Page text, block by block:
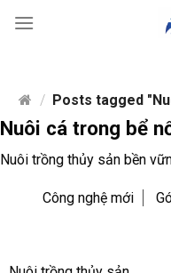
content
/ Posts tagged
Nuôi cá trong bể
Nuôi trồng thủy sản bền
Công nghệ mới